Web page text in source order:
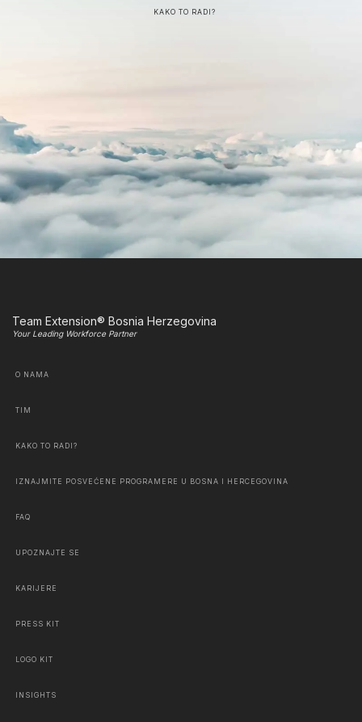
KAKO TO RADI?
Team Extension® Bosnia Herzegovina
Your Leading Workforce Partner
O NAMA
TIM
KAKO TO RADI?
IZNAJMITE POSVEĆENE PROGRAMERE U BOSNA I HERCEGOVINA
FAQ
UPOZNAJTE SE
KARIJERE
PRESS KIT
LOGO KIT
INSIGHTS